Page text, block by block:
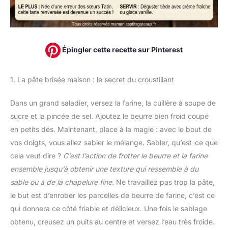
Épingler cette recette sur Pinterest
1. La pâte brisée maison : le secret du croustillant
Dans un grand saladier, versez la farine, la cuillère à soupe de
sucre et la pincée de sel. Ajoutez le beurre bien froid coupé
en petits dés. Maintenant, place à la magie : avec le bout de
vos doigts, vous allez sabler le mélange. Sabler, qu’est-ce que
cela veut dire ? C’est l’action de frotter le beurre et la farine
ensemble jusqu’à obtenir une texture qui ressemble à du
sable ou à de la chapelure fine. Ne travaillez pas trop la pâte,
le but est d’enrober les parcelles de beurre de farine, c’est ce
qui donnera ce côté friable et délicieux. Une fois le sablage
obtenu, creusez un puits au centre et versez l’eau très froide.